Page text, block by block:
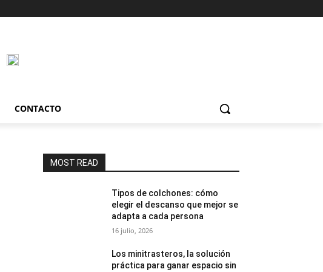
CONTACTO
MOST READ
Tipos de colchones: cómo
elegir el descanso que mejor se
adapta a cada persona
16 julio, 2026
Los minitrasteros, la solución
práctica para ganar espacio sin